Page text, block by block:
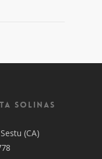
Solinas
(CA)